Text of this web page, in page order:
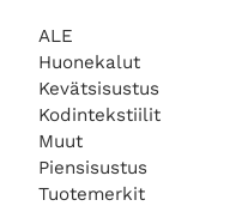
ALE
Huonekalut
Kevätsisustus
Kodintekstiilit
Muut
Piensisustus
Tuotemerkit